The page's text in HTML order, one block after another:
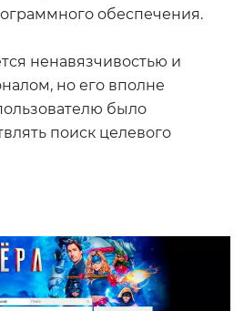
обеспечения.
ненавязчивостью и
но его вполне
было
поиск целевого